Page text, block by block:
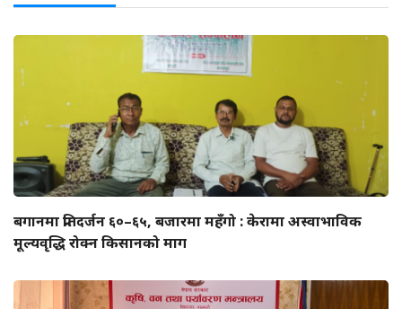
बगानमा प्रतिदर्जन ६०–६५, बजारमा महँगो : केरामा अस्वाभाविक
मूल्यवृद्धि रोक्न किसानको माग